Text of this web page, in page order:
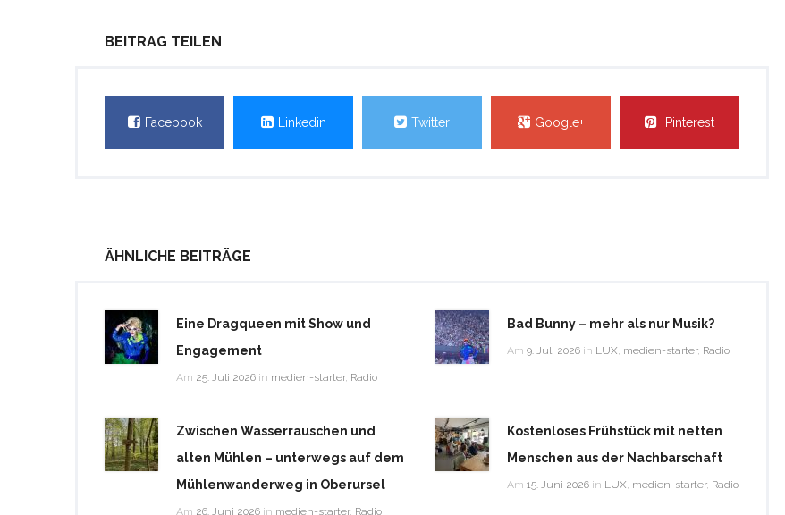
BEITRAG TEILEN
Facebook Linkedin Twitter Google+ Pinterest
ÄHNLICHE BEITRÄGE
Eine Dragqueen mit Show und
Engagement
Am 25. Juli 2026 in medien-starter, Radio
Bad Bunny – mehr als nur Musik?
Am 9. Juli 2026 in LUX, medien-starter, Radio
Zwischen Wasserrauschen und
alten Mühlen – unterwegs auf dem
Mühlenwanderweg in Oberursel
Am 26. Juni 2026 in medien-starter, Radio
Kostenloses Frühstück mit netten
Menschen aus der Nachbarschaft
Am 15. Juni 2026 in LUX, medien-starter, Radio